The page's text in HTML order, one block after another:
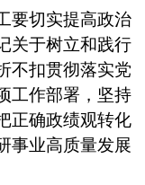
要切实提高政治
关于树立和践行
不扣贯彻落实党
工作部署，坚持
正确政绩观转化
事业高质量发展